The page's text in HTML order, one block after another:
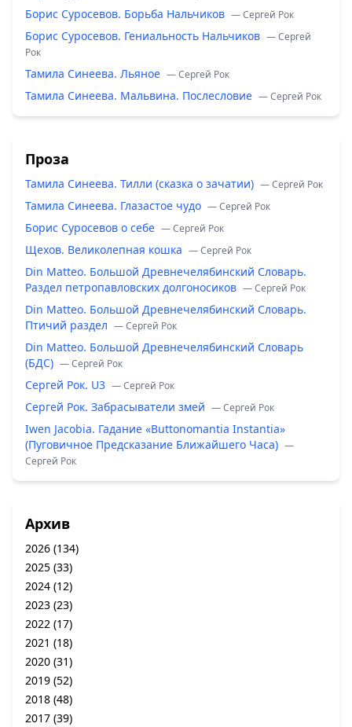
Борис Суросевов. Борьба Нальчиков — Сергей Рок
Борис Суросевов. Гениальность Нальчиков — Сергей
Рок
Тамила Синеева. Льяное — Сергей Рок
Тамила Синеева. Мальвина. Послесловие — Сергей Рок
Проза
Тамила Синеева. Тилли (сказка о зачатии) — Сергей Рок
Тамила Синеева. Глазастое чудо — Сергей Рок
Борис Суросевов о себе — Сергей Рок
Щехов. Великолепная кошка — Сергей Рок
Din Matteo. Большой Древнечелябинский Словарь.
Раздел петропавловских долгоносиков — Сергей Рок
Din Matteo. Большой Древнечелябинский Словарь.
Птичий раздел — Сергей Рок
Din Matteo. Большой Древнечелябинский Словарь
(БДС) — Сергей Рок
Сергей Рок. U3 — Сергей Рок
Сергей Рок. Забрасыватели змей — Сергей Рок
Iwen Jacobia. Гадание «Buttonomantia Instantia»
(Пуговичное Предсказание Ближайшего Часа) —
Сергей Рок
Архив
2026 (134)
2025 (33)
2024 (12)
2023 (23)
2022 (17)
2021 (18)
2020 (31)
2019 (52)
2018 (48)
2017 (39)